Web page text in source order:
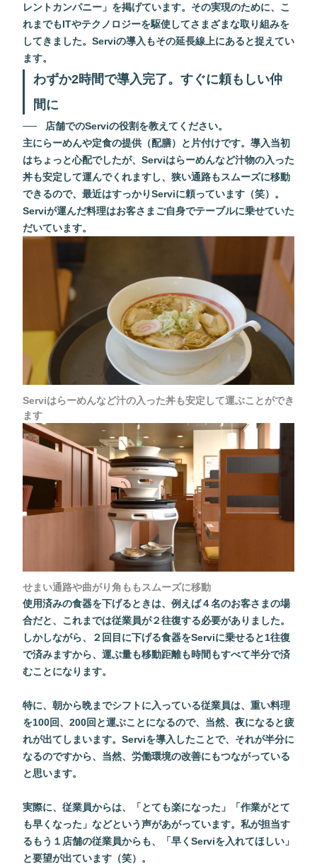
レントカンパニー」を掲げています。その実現のために、こ
れまでもITやテクノロジーを駆使してさまざまな取り組みを
してきました。Serviの導入もその延長線上にあると捉えてい
ます。
わずか2時間で導入完了。すぐに頼もしい仲
間に
店舗でのServiの役割を教えてください。
主にらーめんや定食の提供（配膳）と片付けです。導入当初
はちょっと心配でしたが、Serviはらーめんなど汁物の入った
丼も安定して運んでくれますし、狭い通路もスムーズに移動
できるので、最近はすっかりServiに頼っています（笑）。
Serviが運んだ料理はお客さまご自身でテーブルに乗せていた
だいています。
Serviはらーめんなど汁の入った丼も安定して運ぶことができ
ます
せまい通路や曲がり角ももスムーズに移動
使用済みの食器を下げるときは、例えば４名のお客さまの場
合だと、これまでは従業員が２往復する必要がありました。
しかしながら、２回目に下げる食器をServiに乗せると1往復
で済みますから、運ぶ量も移動距離も時間もすべて半分で済
むことになります。
特に、朝から晩までシフトに入っている従業員は、重い料理
を100回、200回と運ぶことになるので、当然、夜になると疲
れが出てしまいます。Serviを導入したことで、それが半分に
なるのですから、当然、労働環境の改善にもつながっている
と思います。
実際に、従業員からは、「とても楽になった」「作業がとて
も早くなった」などという声があがっています。私が担当す
るもう１店舗の従業員からも、「早くServiを入れてほしい」
と要望が出ています（笑）。